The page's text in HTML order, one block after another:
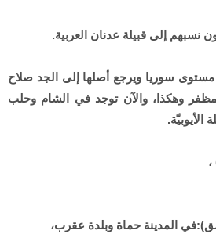
نسبهم إلى قبيلة عدنان العربية.
سوريا ويرجع أصلها إلى الجد صلاح
وهكذا، والآن توجد في الشام وحلب
الأيوبيّة.
المدينة حماة وبلدة عقرب،